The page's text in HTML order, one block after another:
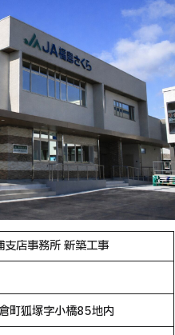
店事務所 新築工事
町狐塚字小橋85地内